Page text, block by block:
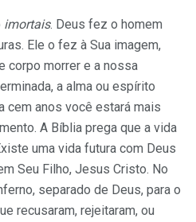
imortais. Deus fez o homem
Ele o fez à Sua imagem,
corpo morrer e a nossa
a alma ou espírito
cem anos você estará mais
A Bíblia prega que a vida
uma vida futura com Deus
Seu Filho, Jesus Cristo. No
separado de Deus, para o
recusaram, rejeitaram, ou